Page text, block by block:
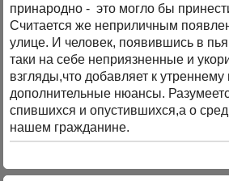
принародно - это могло бы
Считается же неприличным
улице. И человек, появившись в
таки на себе неприязненные и
взгляды,что добавляет к
дополнительные нюансы.
спившихся и опустившихся,а о
нашем гражданине.